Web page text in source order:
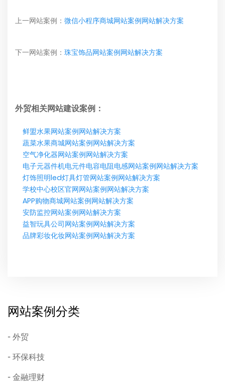
上一网站案例： 微信小程序商城网站案例网站解决方案
下一网站案例： 珠宝饰品网站案例网站解决方案
外贸相关网站建设案例：
鲜盟水果网站案例网站解决方案
蔬菜水果商城网站案例网站解决方案
空气净化器网站案例网站解决方案
电子元器件机电元件电容电阻电感网站案例网站解决方案
灯饰照明led灯具灯管网站案例网站解决方案
学校中心校区官网网站案例网站解决方案
APP购物商城网站案例网站解决方案
安防监控网站案例网站解决方案
益智玩具公司网站案例网站解决方案
品牌彩妆化妆网站案例网站解决方案
网站案例分类
外贸
环保科技
金融理财